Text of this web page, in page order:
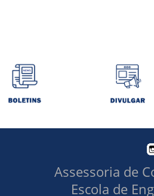
Assessoria de
Escola de